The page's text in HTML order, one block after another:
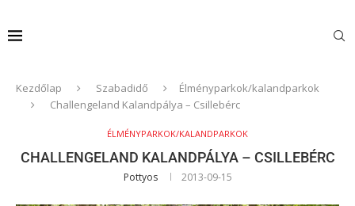
Kezdőlap Szabadidő
Élményparkok/kalandparkok
Challengeland Kalandpálya – Csillebérc
ÉLMÉNYPARKOK/KALANDPARKOK
CHALLENGELAND KALANDPÁLYA – CSILLEBÉRC
Pottyos 2013-09-15